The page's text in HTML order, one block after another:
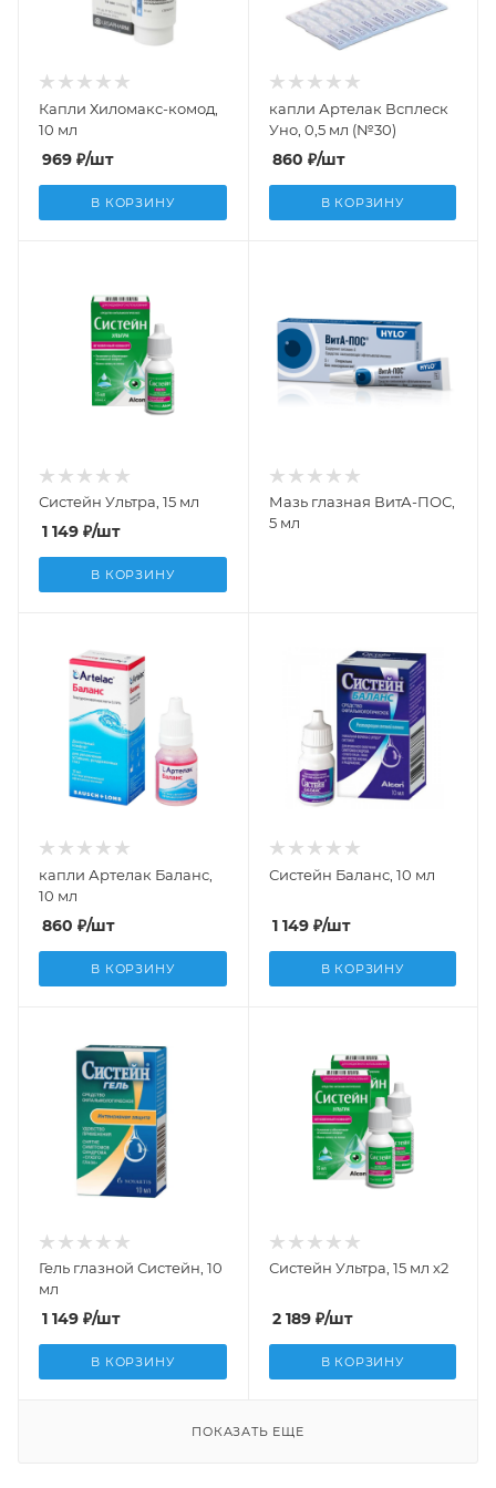
Капли Хиломакс-комод,
10 мл
969 ₽/шт
В КОРЗИНУ
капли Артелак Всплеск
Уно, 0,5 мл (№30)
860 ₽/шт
В КОРЗИНУ
Систейн Ультра, 15 мл
1 149 ₽/шт
В КОРЗИНУ
Мазь глазная ВитА-ПОС,
5 мл
капли Артелак Баланс,
10 мл
860 ₽/шт
В КОРЗИНУ
Систейн Баланс, 10 мл
1 149₽/шт
В КОРЗИНУ
Гель глазной Систейн, 10
мл
1 149 ₽/шт
В КОРЗИНУ
Систейн Ультра, 15 мл х2
2 189₽/шт
В КОРЗИНУ
ПОКАЗАТЬ ЕЩЕ